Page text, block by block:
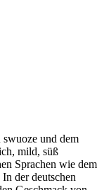
swuoze und dem
mild, süß
Sprachen wie dem
der deutschen